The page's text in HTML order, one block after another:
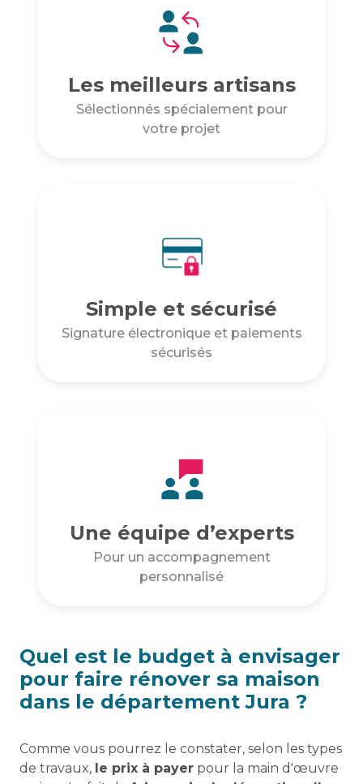
Les meilleurs artisans
Sélectionnés spécialement pour
votre projet
Simple et sécurisé
Signature électronique et paiements
sécurisés
Une équipe d’experts
Pour un accompagnement
personnalisé
Quel est le budget à envisager
pour faire rénover sa maison
dans le département Jura ?
Comme vous pourrez le constater, selon les types
de travaux, le prix à payer pour la main d'œuvre